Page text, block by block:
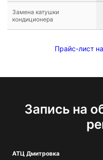
Замена катушки
кондиционера
Прайс-лист
Запись на
АТЦ Дмитровка